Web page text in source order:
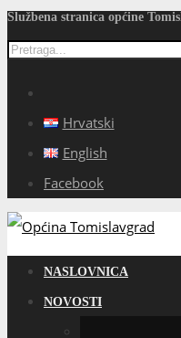
Službena stranica općine
Hrvatski
English
Facebook
NASLOVNICA
NOVOSTI